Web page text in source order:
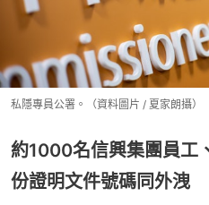
私隱專員公署。（資料圖片 / 夏家朗攝）
約1000名信興集團員工
份證明文件號碼同外洩